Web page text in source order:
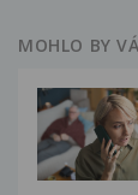
MOHLO BY